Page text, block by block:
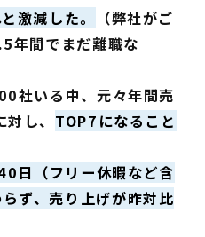
激減した。
（弊社がご
年間でまだ離職な
社いる中、元々年間売
し、 TOP7になること
日（フリー休暇など含
ず、売り上げが昨対比